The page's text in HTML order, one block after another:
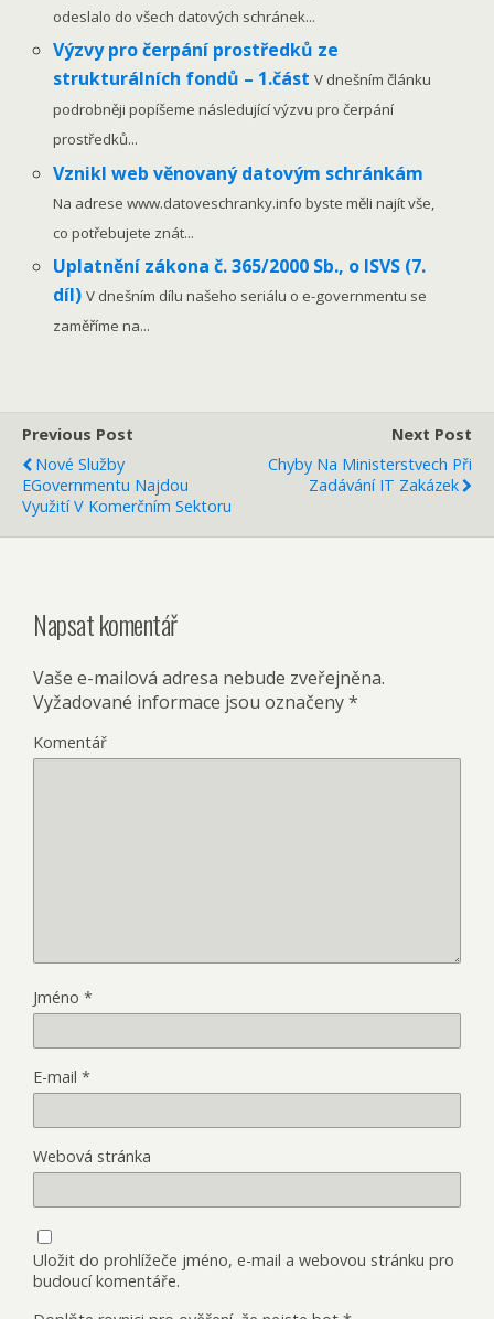
odeslalo do všech datových schránek...
Výzvy pro čerpání prostředků ze
strukturálních fondů – 1.částV dnešním článku
podrobněji popíšeme následující výzvu pro čerpání
prostředků...
Vznikl web věnovaný datovým schránkám
Na adrese www.datoveschranky.info byste měli najít vše,
co potřebujete znát...
Uplatnění zákona č. 365/2000 Sb., o ISVS (7.
díl)V dnešním dílu našeho seriálu o e-governmentu se
zaměříme na...
Previous Post
Nové Služby
EGovernmentu Najdou
Využití V Komerčním Sektoru
Next Post
Chyby Na Ministerstvech Při
Zadávání IT Zakázek
Napsat komentář
Vaše e-mailová adresa nebude zveřejněna.
Vyžadované informace jsou označeny*
Komentář
Jméno *
E-mail *
Webová stránka
Uložit do prohlížeče jméno, e-mail a webovou stránku pro
budoucí komentáře.